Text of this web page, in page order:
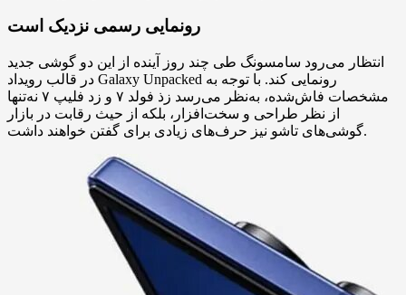
رونمایی رسمی نزدیک است
انتظار می‌رود سامسونگ طی چند روز آینده از این دو گوشی جدید
در قالب رویداد Galaxy Unpacked رونمایی کند. با توجه به
مشخصات فاش‌شده، به‌نظر می‌رسد زذ فولد ۷ و زد فلیپ ۷ نه‌تنها
از نظر طراحی و سخت‌افزار، بلکه از حیث رقابت در بازار
گوشی‌های تاشو نیز حرف‌های زیادی برای گفتن خواهند داشت.